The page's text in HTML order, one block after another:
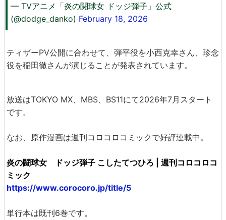
— TVアニメ「炎の闘球女 ドッジ弾子」公式
(@dodge_danko) February 18, 2026
ティザーPV公開に合わせて、弾平役を小西克幸さん、珍念
役を稲田徹さんが演じることが発表されています。
放送はTOKYO MX、MBS、BS11にて2026年7月スタート
です。
なお、原作漫画は週刊コロコロコミックで好評連載中。
炎の闘球女 ドッジ弾子 こしたてつひろ | 週刊コロコロコ
ミック
https://www.corocoro.jp/title/5
単行本は既刊6巻です。